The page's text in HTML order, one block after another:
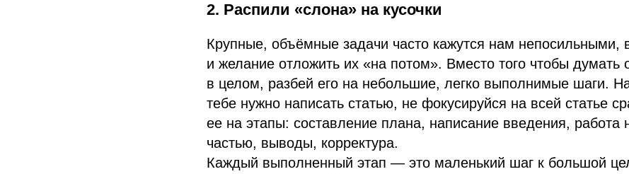
2. Распили «слона» на кусочки
Крупные, объёмные задачи часто кажутся нам непосильными,
и желание отложить их «на потом». Вместо того чтобы думать
в целом, разбей его на небольшие, легко выполнимые шаги.
тебе нужно написать статью, не фокусируйся на всей статье
ее на этапы: составление плана, написание введения, работа
частью, выводы, корректура.
Каждый выполненный этап — это маленький шаг к большой